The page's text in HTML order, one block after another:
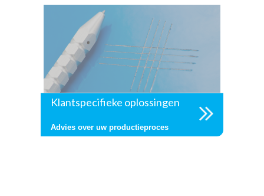
Klantspecifieke oplossingen
Advies over uw productieproces